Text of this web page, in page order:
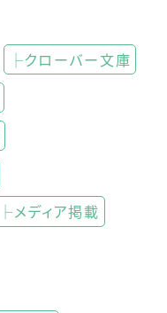
├クローバー文庫
├メディア掲載